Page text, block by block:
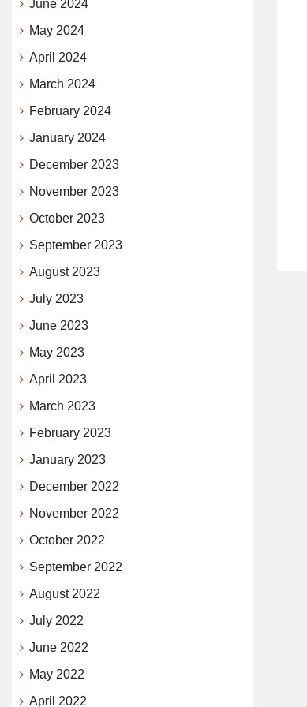
June 2024
May 2024
April 2024
March 2024
February 2024
January 2024
December 2023
November 2023
October 2023
September 2023
August 2023
July 2023
June 2023
May 2023
April 2023
March 2023
February 2023
January 2023
December 2022
November 2022
October 2022
September 2022
August 2022
July 2022
June 2022
May 2022
April 2022